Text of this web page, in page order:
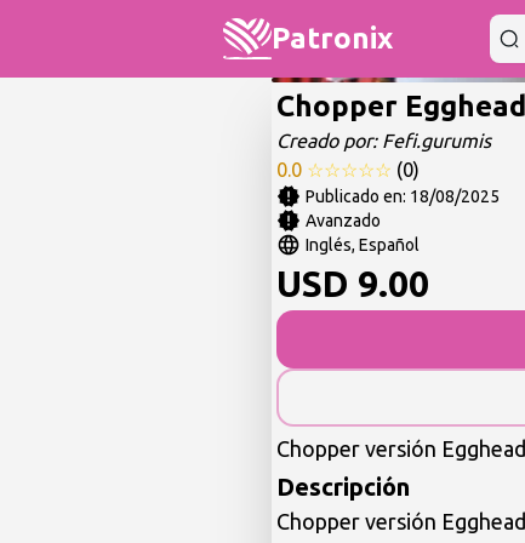
Patronix
Chopper Egghead
Creado por: Fefi.gurumis
0.0 ☆☆☆☆☆ (0)
Publicado en: 18/08/2025
Avanzado
Inglés, Español
USD 9.00
Chopper versión Egghead
Descripción
Chopper versión Egghead